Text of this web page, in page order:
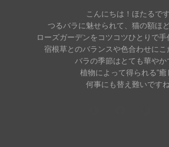
こんにちは！ほたるです
つるバラに魅せられて、猫の額ほ
ローズガーデンをコツコツひとりで手
宿根草とのバランスや色合わせにこ
バラの季節はとても華やか
植物によって得られる“癒
何事にも替え難いですね